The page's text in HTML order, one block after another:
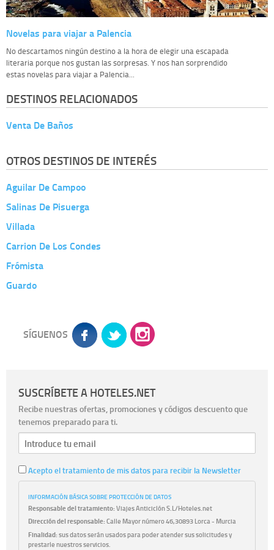
Novelas para viajar a Palencia
No descartamos ningún destino a la hora de elegir una escapada
literaria porque nos gustan las sorpresas. Y nos han sorprendido
estas novelas para viajar a Palencia...
DESTINOS RELACIONADOS
Venta De Baños
OTROS DESTINOS DE INTERÉS
Aguilar De Campoo
Salinas De Pisuerga
Villada
Carrion De Los Condes
Frómista
Guardo
SÍGUENOS
SUSCRÍBETE A HOTELES.NET
Recibe nuestras ofertas, promociones y códigos descuento que
tenemos preparado para ti.
Acepto el tratamiento de mis datos para recibir la Newsletter
INFORMACIÓN BÁSICA SOBRE PROTECCIÓN DE DATOS
Responsable del tratamiento:Viajes Anticiclón S.L/Hoteles.net
Dirección del responsable:Calle Mayor número 46,30893 Lorca - Murcia
Finalidad:sus datos serán usados para poder atender sus solicitudes y
prestarle nuestros servicios.